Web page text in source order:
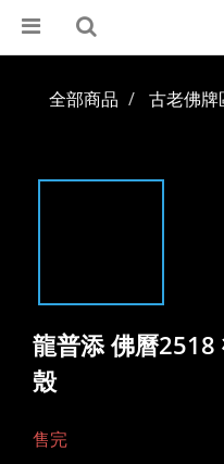
全部商品 古老佛牌
龍普添 佛曆2518
殼
售完